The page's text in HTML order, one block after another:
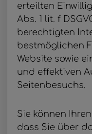
erteilten
Abs. 1 lit. f
berechtigten
bestmöglichen
Website sowie
und effektiven
Seitenbesuchs.
Sie können
dass Sie über